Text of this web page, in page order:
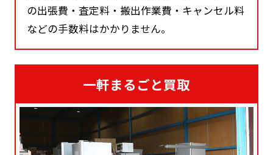
の出張費・査定料・搬出作業費・キャンセル料
などの手数料はかかりません。
一軒まるごと買取